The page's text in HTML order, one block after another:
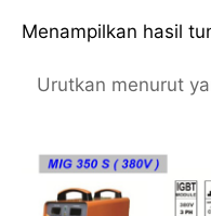
Menampilkan hasil